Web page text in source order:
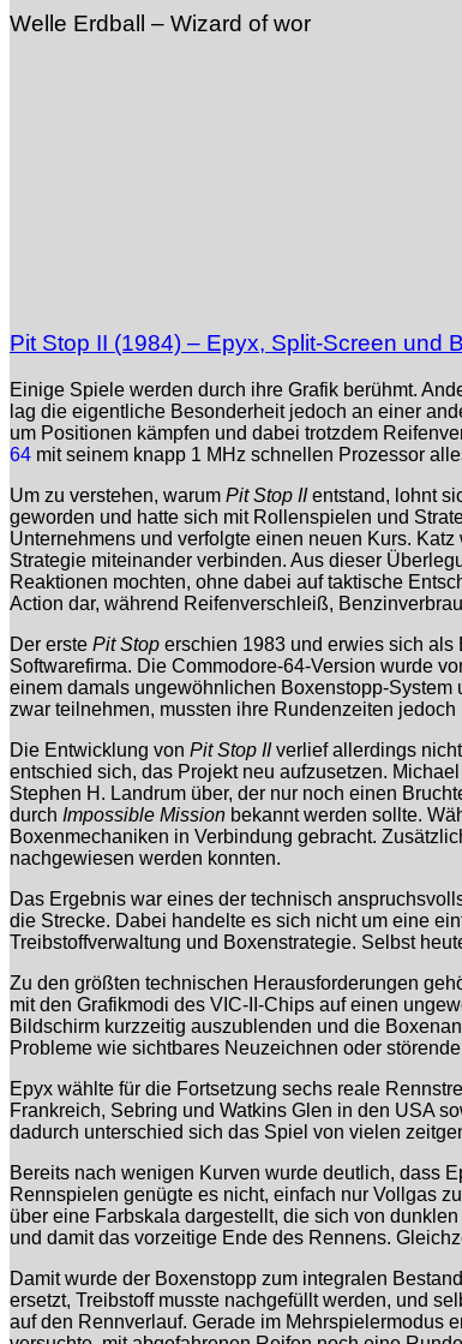
Welle Erdball – Wizard of wor
Pit Stop II (1984) – Epyx, Split-Screen und
Einige Spiele werden durch ihre Grafik berühmt.
lag die eigentliche Besonderheit jedoch an einer
um Positionen kämpfen und dabei trotzdem
64 mit seinem knapp 1 MHz schnellen Prozessor
Um zu verstehen, warum Pit Stop IIentstand, lohnt
geworden und hatte sich mit Rollenspielen und
Unternehmens und verfolgte einen neuen Kurs.
Strategie miteinander verbinden. Aus dieser
Reaktionen mochten, ohne dabei auf taktische
Action dar, während Reifenverschleiß,
Der erste Pit Stop erschien 1983 und erwies sich als
Softwarefirma. Die Commodore-64-Version wurde
einem damals ungewöhnlichen Boxenstopp-
zwar teilnehmen, mussten ihre Rundenzeiten
Die Entwicklung von Pit Stop IIverlief allerdings
entschied sich, das Projekt neu aufzusetzen.
Stephen H. Landrum über, der nur noch einen
durch Impossible Mission bekannt werden sollte.
Boxenmechaniken in Verbindung gebracht.
nachgewiesen werden konnten.
Das Ergebnis war eines der technisch
die Strecke. Dabei handelte es sich nicht um eine
Treibstoffverwaltung und Boxenstrategie. Selbst
Zu den größten technischen Herausforderungen
mit den Grafikmodi des VIC-II-Chips auf einen
Bildschirm kurzzeitig auszublenden und die
Probleme wie sichtbares Neuzeichnen oder
Epyx wählte für die Fortsetzung sechs reale
Frankreich, Sebring und Watkins Glen in den USA
dadurch unterschied sich das Spiel von vielen
Bereits nach wenigen Kurven wurde deutlich, dass
Rennspielen genügte es nicht, einfach nur Vollgas
über eine Farbskala dargestellt, die sich von
und damit das vorzeitige Ende des Rennens.
Damit wurde der Boxenstopp zum integralen
ersetzt, Treibstoff musste nachgefüllt werden, und
auf den Rennverlauf. Gerade im Mehrspielermodus